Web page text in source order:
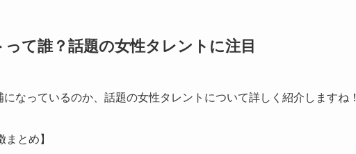
て誰？話題の女性タレントに注目
なっているのか、話題の女性タレントについて詳しく紹介しますね！
まとめ】